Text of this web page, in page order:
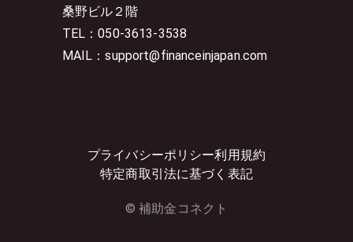
桑野ビル２階
TEL：050-3613-3538
MAIL：support@financeinjapan.com
プライバシーポリシー利用規約
特定商取引法に基づく表記
© 補助金コネクト